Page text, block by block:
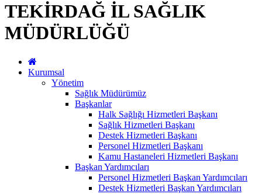
TEKİRDAĞ İL SAĞLIK
MÜDÜRLÜĞÜ
Kurumsal
Yönetim
Sağlık Müdürümüz
Başkanlar
Halk Sağlığı Hizmetleri Başkanı
Sağlık Hizmetleri Başkanı
Destek Hizmetleri Başkanı
Personel Hizmetleri Başkanı
Kamu Hastaneleri Hizmetleri Başkanı
Başkan Yardımcıları
Personel Hizmetleri Başkan Yardımcıları
Destek Hizmetleri Başkan Yardımcıları